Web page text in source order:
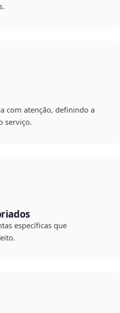
com atenção, definindo a
serviço.
específicas que